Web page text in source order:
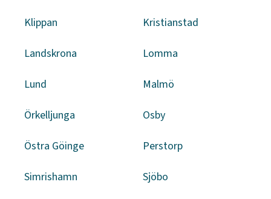
Klippan Kristianstad
Landskrona Lomma
Lund Malmö
Örkelljunga Osby
Östra Göinge Perstorp
Simrishamn Sjöbo